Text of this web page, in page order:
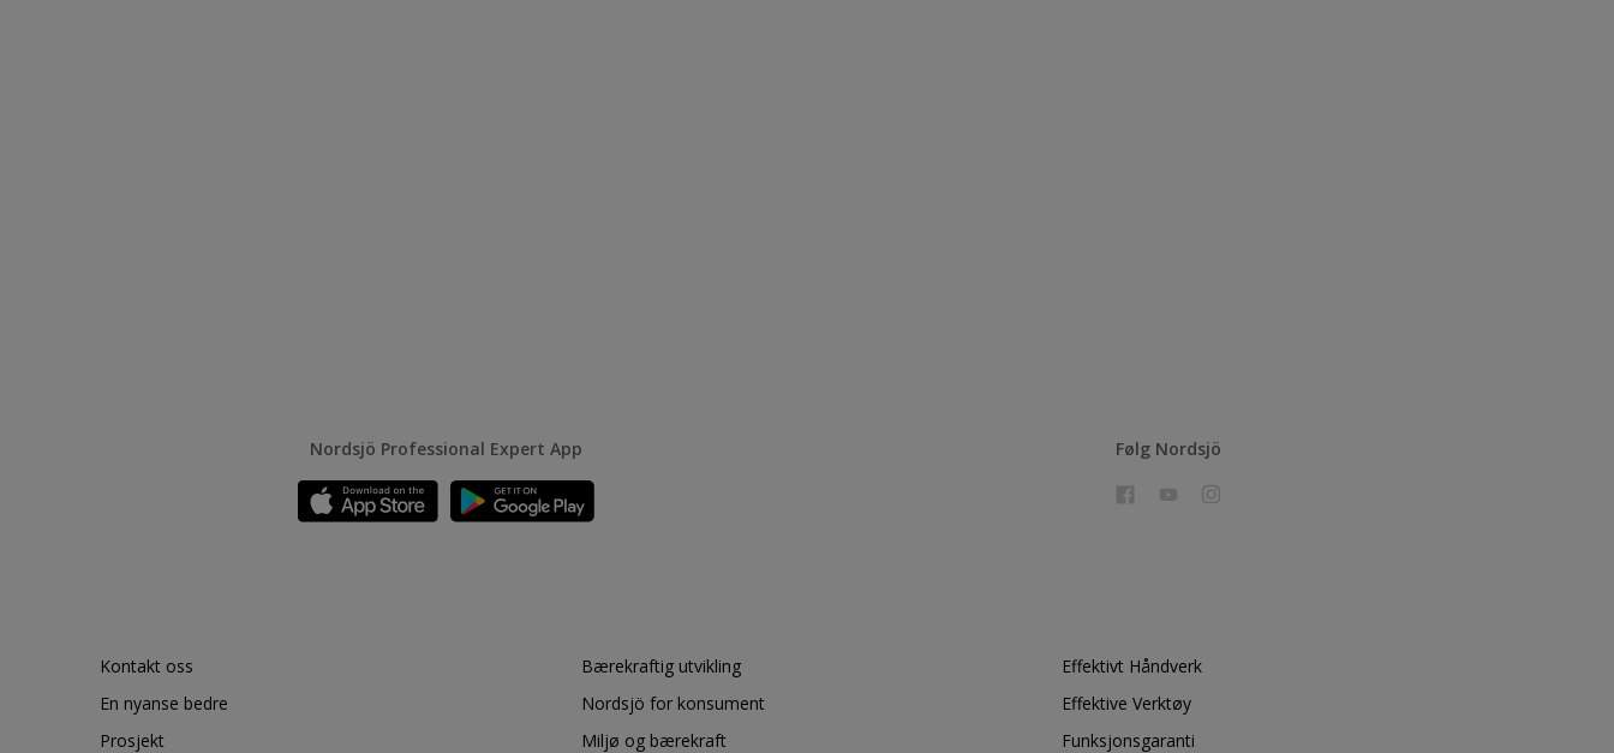
Nordsjö Professional Expert App Følg Nordsjö
Kontakt oss
En nyanse bedre
Prosjekt
Bærekraftig utvikling
Nordsjö for konsument
Miljø og bærekraft
Effektivt Håndverk
Effektive Verktøy
Funksjonsgaranti